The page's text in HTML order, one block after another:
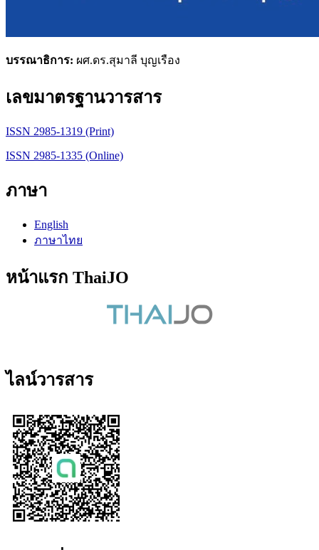
บรรณาธิการ: ผศ.ดร.สุมาลี บุญเรือง
เลขมาตรฐานวารสาร
ISSN 2985-1319 (Print)
ISSN 2985-1335 (Online)
ภาษา
English
ภาษาไทย
หน้าแรก ThaiJO
ไลน์วารสาร